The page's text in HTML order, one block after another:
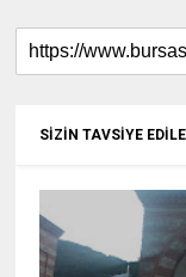
o
o
SİZİN TAVSİYE